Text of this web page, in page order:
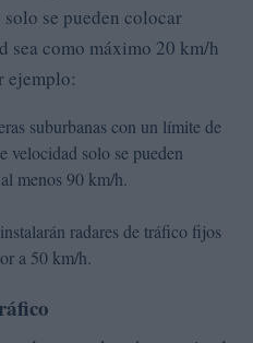
se pueden colocar
sea como máximo 20 km/h
ejemplo:
suburbanas con un límite de
velocidad solo se pueden
menos 90 km/h.
radares de tráfico fijos
a 50 km/h.